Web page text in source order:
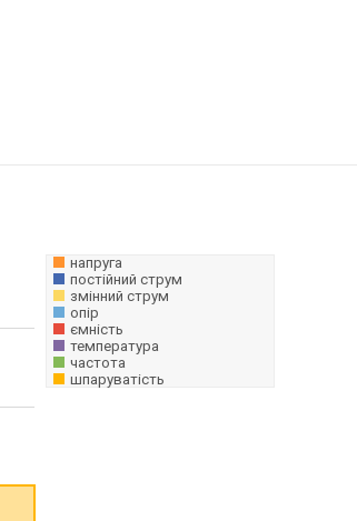
напруга
постійний струм
змінний струм
опір
ємність
температура
частота
шпаруватість